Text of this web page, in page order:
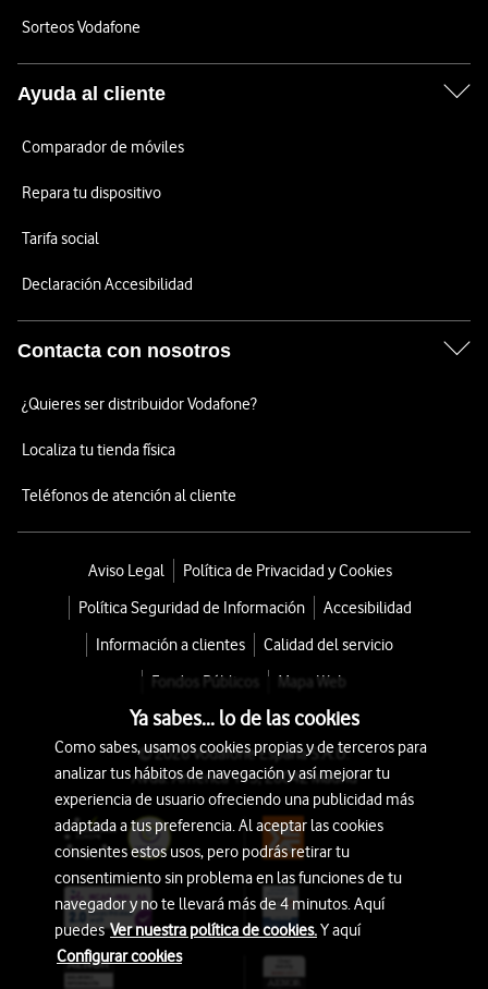
Sorteos Vodafone
Ayuda al cliente
Comparador de móviles
Repara tu dispositivo
Tarifa social
Declaración Accesibilidad
Contacta con nosotros
¿Quieres ser distribuidor Vodafone?
Localiza tu tienda física
Teléfonos de atención al cliente
Aviso Legal
Política de Privacidad y Cookies
Política Seguridad de Información
Accesibilidad
Información a clientes
Calidad del servicio
Fondos Públicos
Mapa Web
© 2026 Vodafone España S.A.U.
Avda. América 115, 28042 Madrid
Ya sabes... lo de las cookies
Como sabes, usamos cookies propias y de terceros para
analizar tus hábitos de navegación y así mejorar tu
experiencia de usuario ofreciendo una publicidad más
adaptada a tus preferencia. Al aceptar las cookies
consientes estos usos, pero podrás retirar tu
consentimiento sin problema en las funciones de tu
navegador y no te llevará más de 4 minutos. Aquí
puedesVer nuestra política de cookies.Y aquí
Configurar cookies